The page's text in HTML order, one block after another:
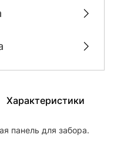
Характеристики
панель для забора.